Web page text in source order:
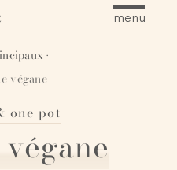
menu
·
végane
one pot